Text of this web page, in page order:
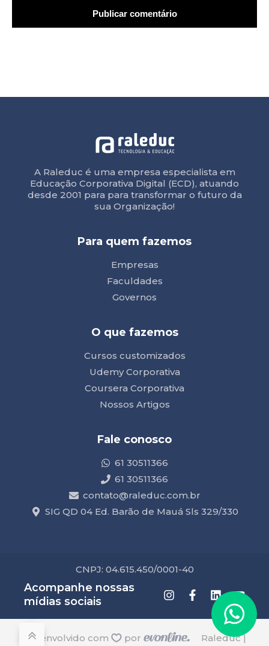
A Raleduc é uma empresa especialista em
Educação Corporativa Digital (ECD), atuando
desde 2001 para para transformar o futuro da
sua Organização!
Para quem fazemos
Empresas
Faculdades
Governos
O que fazemos
Cursos customizados
Udemy Corporativa
Coursera Corporativa
Nossos Artigos
Fale conosco
61 30511366
61 30511366
contato@raleduc.com.br
SIG QD 04 Ed. Barão de Mauá Sls 329/330
CNPJ: 04.615.450/0001-40
Acompanhe nossas
mídias sociais
desenvolvido com por
Raleduc |